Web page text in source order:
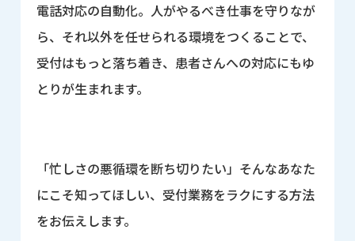
電話対応の自動化。人がやるべき仕事を守りなが
ら、それ以外を任せられる環境をつくることで、
受付はもっと落ち着き、患者さんへの対応にもゆ
とりが生まれます。
「忙しさの悪循環を断ち切りたい」そんなあなた
にこそ知ってほしい、受付業務をラクにする方法
をお伝えします。